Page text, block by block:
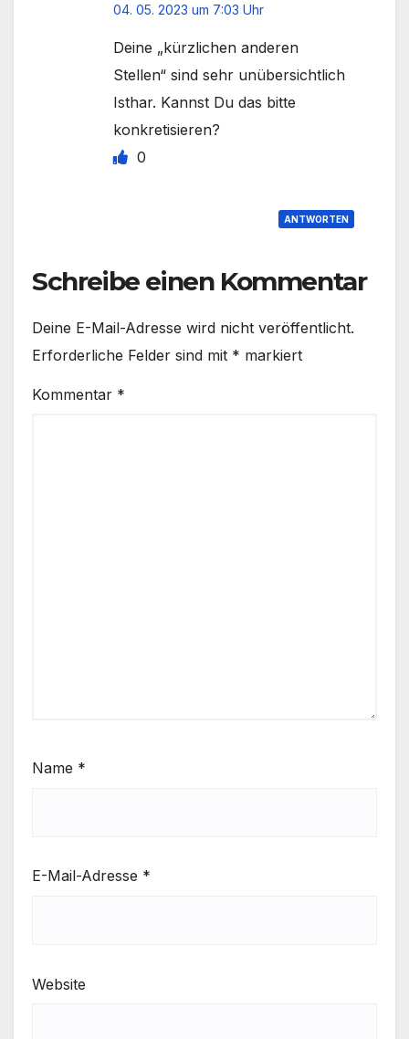
04. 05. 2023 um 7:03 Uhr
Deine „kürzlichen anderen
Stellen“ sind sehr unübersichtlich
Isthar. Kannst Du das bitte
konkretisieren?
0
ANTWORTEN
Schreibe einen Kommentar
Deine E-Mail-Adresse wird nicht veröffentlicht.
Erforderliche Felder sind mit * markiert
Kommentar *
Name *
E-Mail-Adresse *
Website